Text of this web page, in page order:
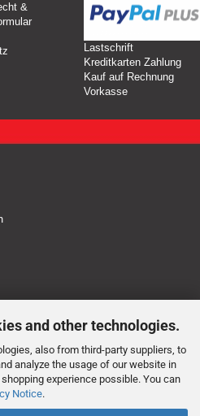
and other technologies.
also from third-party suppliers, to
analyze the usage of our website in
experience possible. You can
Notice.
&
Lastschrift
Kreditkarten Zahlung
Kauf auf Rechnung
Vorkasse